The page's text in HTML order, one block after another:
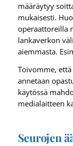
määräytyy
mukaisesti.
operaattoreilla
lankaverkon
aiemmasta.
Toivomme,
annetaan
käytössä
medialaitteen
Seurojen